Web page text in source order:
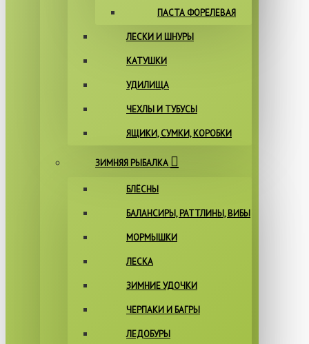
ПАСТА ФОРЕЛЕВАЯ
ЛЕСКИ И ШНУРЫ
КАТУШКИ
УДИЛИЩА
ЧЕХЛЫ И ТУБУСЫ
ЯЩИКИ, СУМКИ, КОРОБКИ
ЗИМНЯЯ РЫБАЛКА
БЛЁСНЫ
БАЛАНСИРЫ, РАТТЛИНЫ, ВИБЫ
МОРМЫШКИ
ЛЕСКА
ЗИМНИЕ УДОЧКИ
ЧЕРПАКИ И БАГРЫ
ЛЕДОБУРЫ